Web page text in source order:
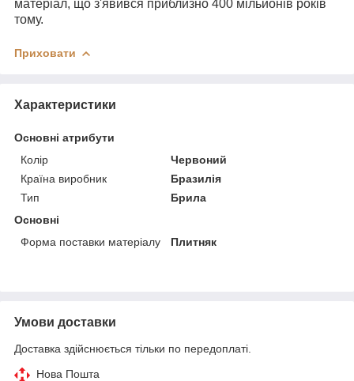
матеріал, що з'явився приблизно 400 мільйонів років
тому.
Приховати
Характеристики
Основні атрибути
Колір
Червоний
Країна виробник
Бразилія
Тип
Брила
Основні
Форма поставки матеріалу
Плитняк
Умови доставки
Доставка здійснюється тільки по передоплаті.
Нова Пошта